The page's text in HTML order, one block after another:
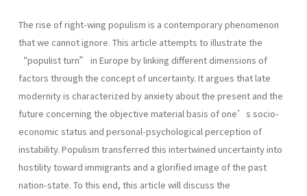
The rise of right-wing populism is a contemporary phenomenon
that we cannot ignore. This article attempts to illustrate the
“populist turn” in Europe by linking different dimensions of
factors through the concept of uncertainty. It argues that late
modernity is characterized by anxiety about the present and the
future concerning the objective material basis of one’s socio-
economic status and personal-psychological perception of
instability. Populism transferred this intertwined uncertainty into
hostility toward immigrants and a glorified image of the past
nation-state. To this end, this article will discuss the